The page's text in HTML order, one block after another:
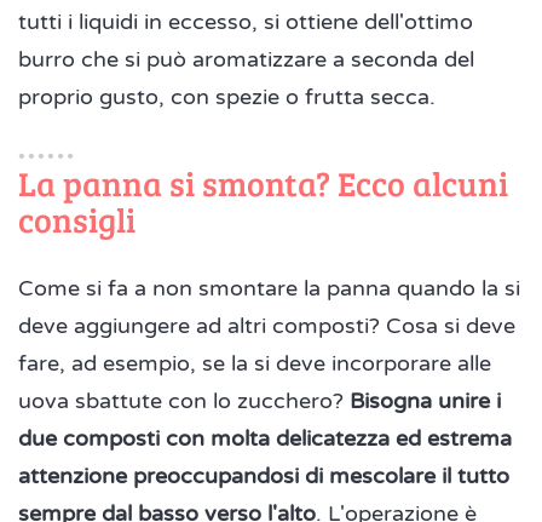
tutti i liquidi in eccesso, si ottiene dell'ottimo
burro che si può aromatizzare a seconda del
proprio gusto, con spezie o frutta secca.
La panna si smonta? Ecco alcuni
consigli
Come si fa a non smontare la panna quando la si
deve aggiungere ad altri composti? Cosa si deve
fare, ad esempio, se la si deve incorporare alle
uova sbattute con lo zucchero? Bisogna unire i
due composti con molta delicatezza ed estrema
attenzione preoccupandosi di mescolare il tutto
sempre dal basso verso l'alto. L'operazione è